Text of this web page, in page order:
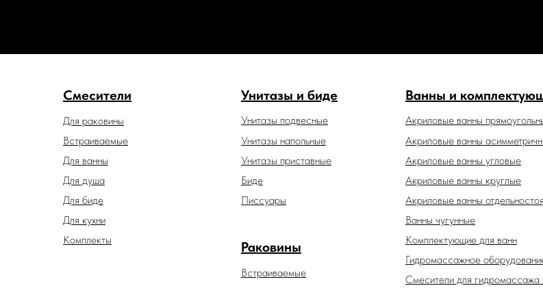
Смесители Унитазы и биде
Унитазы подвесные
Унитазы напольные
Унитазы приставные
Раковины
Встраиваемые
Встраиваемые
Для биде
Для ванны
Для душа
Для раковины
Для кухни
Ванны и
Акриловые ванны
Биде
Акриловые ванны
Акриловые ванны
Акриловые ванны угловые
Акриловые ванны круглые
Ванны чугунные
Комплектующие для ванн
Гидромассажное
Смесители для гидромассажа
Комплекты
Писсуары